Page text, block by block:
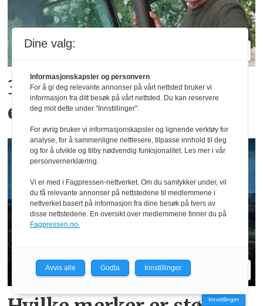
300 kroner timen med
epler og moreller
Innstillinger
Dine valg:
Informasjonskapsler og personvern
For å gi deg relevante annonser på vårt nettsted bruker vi
informasjon fra ditt besøk på vårt nettsted. Du kan reservere
deg mot dette under "Innstillinger".
For øvrig bruker vi informasjonskapsler og lignende verktøy for
analyse, for å sammenligne nettlesere, tilpasse innhold til deg
og for å utvikle og tilby nødvendig funksjonalitet. Les mer i vår
personvernerklæring.
Vi er med i Fagpressen-nettverket. Om du samtykker under, vil
du få relevante annonser på nettstedene til medlemmene i
nettverket basert på informasjon fra dine besøk på tvers av
disse nettstedene. En oversikt over medlemmene finner du på
Fagpressen.no.
Avvis alle Godta Innstillinger